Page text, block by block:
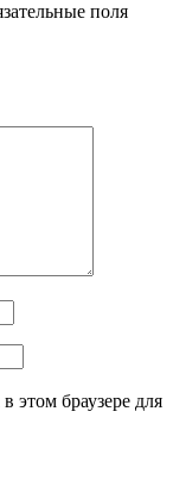
поля
этом браузере для